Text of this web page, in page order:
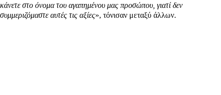
κάνετε στο όνομα του αγαπημένου μας προσώπου, γιατί δεν
συμμεριζόμαστε αυτές τις αξίες», τόνισαν μεταξύ άλλων.